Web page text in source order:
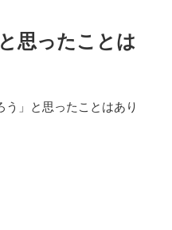
思ったことは
」と思ったことはあり